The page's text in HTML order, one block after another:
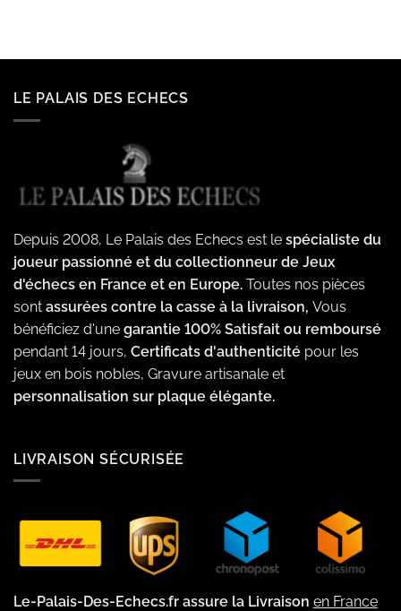
LE PALAIS DES ECHECS
Depuis 2008, Le Palais des Echecs est le spécialiste du
joueur passionné et du collectionneur de Jeux
d'échecs en France et en Europe. Toutes nos pièces
sont assurées contre la casse à la livraison, Vous
bénéficiez d'une garantie 100% Satisfait ou remboursé
pendant 14 jours, Certificats d'authenticité pour les
jeux en bois nobles, Gravure artisanale et
personnalisation sur plaque élégante.
LIVRAISON SÉCURISÉE
Le-Palais-Des-Echecs.fr assure la Livraison en France